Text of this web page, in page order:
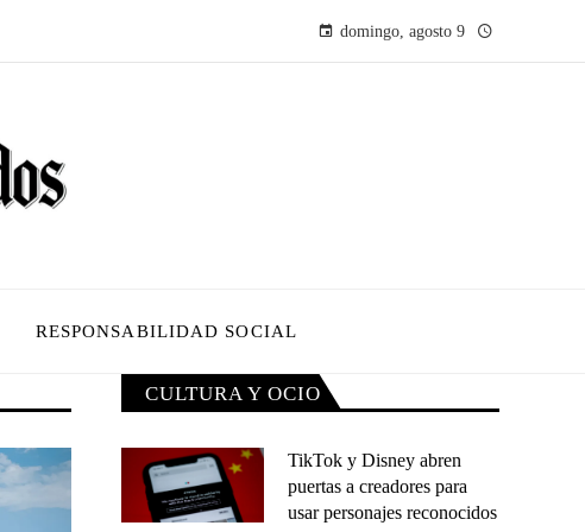
domingo, agosto 9
RESPONSABILIDAD SOCIAL
CULTURA Y OCIO
TikTok y Disney abren
puertas a creadores para
usar personajes reconocidos